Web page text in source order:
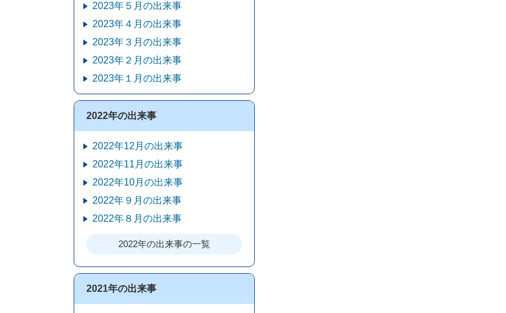
2023年５月の出来事
2023年４月の出来事
2023年３月の出来事
2023年２月の出来事
2023年１月の出来事
2022年の出来事
2022年12月の出来事
2022年11月の出来事
2022年10月の出来事
2022年９月の出来事
2022年８月の出来事
2022年の出来事の一覧
2021年の出来事